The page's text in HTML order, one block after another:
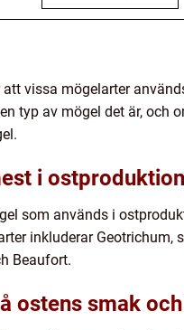
vissa mögelarter
typ av mögel det är, och
i
som används i
inkluderar Geotrichum,
Beaufort.
ostens smak